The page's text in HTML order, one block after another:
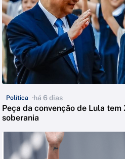
Política há 6 dias
Peça da convenção de Lula tem
soberania